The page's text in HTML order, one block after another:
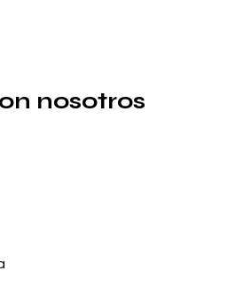
nosotros